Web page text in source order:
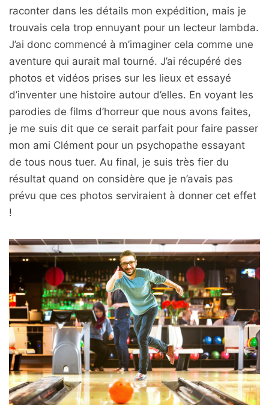
raconter dans les détails mon expédition, mais je
trouvais cela trop ennuyant pour un lecteur lambda.
J’ai donc commencé à m’imaginer cela comme une
aventure qui aurait mal tourné. J’ai récupéré des
photos et vidéos prises sur les lieux et essayé
d’inventer une histoire autour d’elles. En voyant les
parodies de films d’horreur que nous avons faites,
je me suis dit que ce serait parfait pour faire passer
mon ami Clément pour un psychopathe essayant
de tous nous tuer. Au final, je suis très fier du
résultat quand on considère que je n’avais pas
prévu que ces photos serviraient à donner cet effet
!